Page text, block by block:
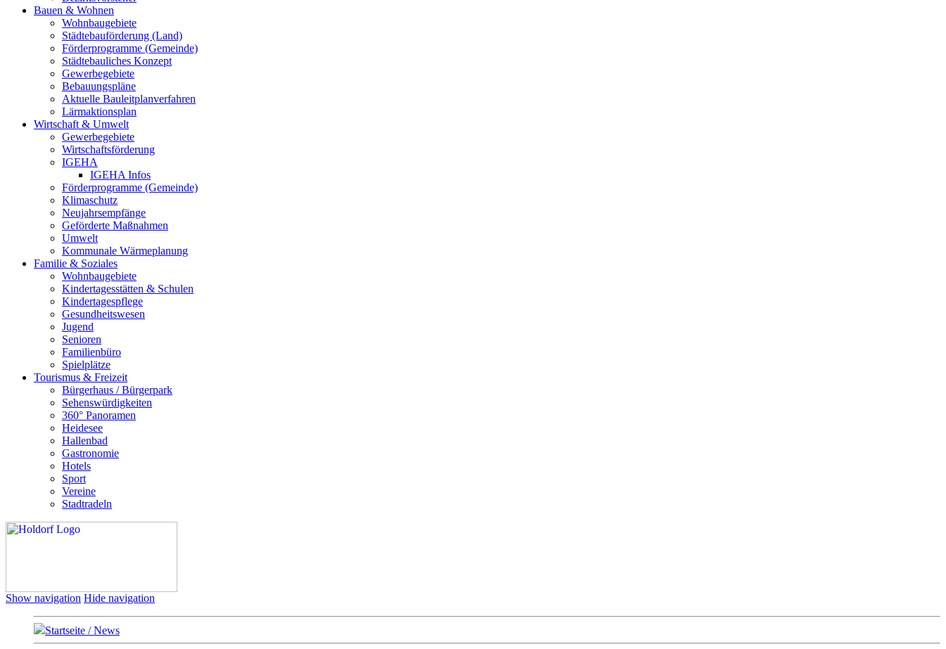
Bauen & Wohnen
Wohnbaugebiete
Städtebauförderung (Land)
Förderprogramme (Gemeinde)
Städtebauliches Konzept
Gewerbegebiete
Bebauungspläne
Aktuelle Bauleitplanverfahren
Lärmaktionsplan
Wirtschaft & Umwelt
Gewerbegebiete
Wirtschaftsförderung
IGEHA
IGEHA Infos
Förderprogramme (Gemeinde)
Klimaschutz
Neujahrsempfänge
Geförderte Maßnahmen
Umwelt
Kommunale Wärmeplanung
Familie & Soziales
Wohnbaugebiete
Kindertagesstätten & Schulen
Kindertagespflege
Gesundheitswesen
Jugend
Senioren
Familienbüro
Spielplätze
Tourismus & Freizeit
Bürgerhaus / Bürgerpark
Sehenswürdigkeiten
360° Panoramen
Heidesee
Hallenbad
Gastronomie
Hotels
Sport
Vereine
Stadtradeln
Show navigation Hide navigation
Startseite / News